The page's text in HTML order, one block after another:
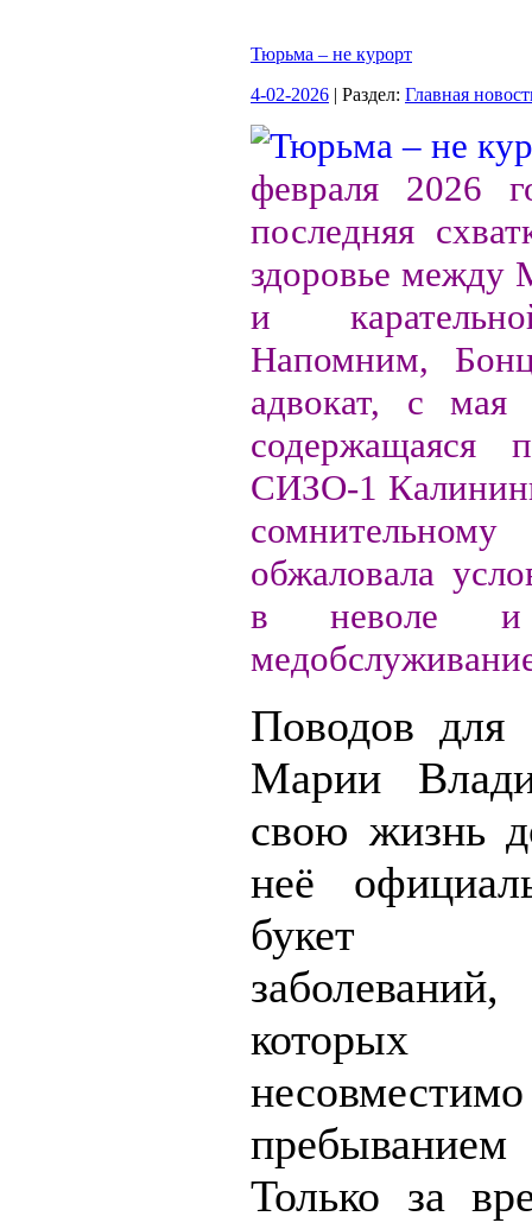
Тюрьма – не курорт
4-02-2026 | Раздел: Главная
февраля 2026
последняя
здоровье между
и
Напомним,
адвокат, с мая
содержащаяся
СИЗО-1
обжаловала
в неволе и
Поводов для
Марии
свою жизнь
неё
букет
Только за